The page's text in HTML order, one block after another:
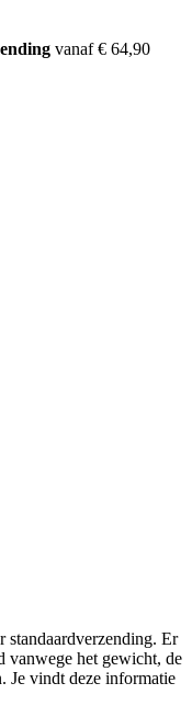
vanaf € 64,90
standaardverzending. Er
vanwege het gewicht, de
Je vindt deze informatie